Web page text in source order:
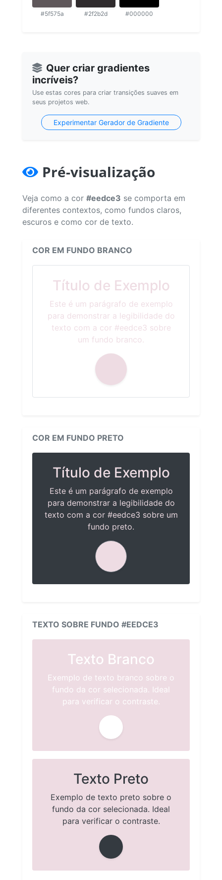
#5f575a #2f2b2d #000000
Quer criar gradientes
incríveis?
Use estas cores para criar transições suaves em
seus projetos web.
Experimentar Gerador de Gradiente
Pré-visualização
Veja como a cor #eedce3 se comporta em
diferentes contextos, como fundos claros,
escuros e como cor de texto.
COR EM FUNDO BRANCO
Título de Exemplo
Este é um parágrafo de exemplo
para demonstrar a legibilidade do
texto com a cor #eedce3 sobre
um fundo branco.
COR EM FUNDO PRETO
Título de Exemplo
Este é um parágrafo de exemplo
para demonstrar a legibilidade do
texto com a cor #eedce3 sobre um
fundo preto.
TEXTO SOBRE FUNDO #EEDCE3
Texto Branco
Exemplo de texto branco sobre o
fundo da cor selecionada. Ideal
para verificar o contraste.
Texto Preto
Exemplo de texto preto sobre o
fundo da cor selecionada. Ideal
para verificar o contraste.